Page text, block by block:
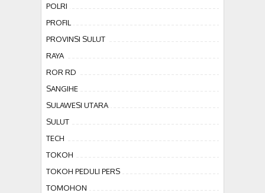
POLRI
PROFIL
PROVINSI SULUT
RAYA
ROR RD
SANGIHE
SULAWESI UTARA
SULUT
TECH
TOKOH
TOKOH PEDULI PERS
TOMOHON